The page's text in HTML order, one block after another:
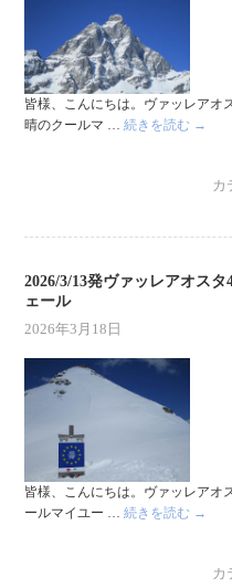
皆様、こんにちは。ヴァッレアオ
晴のクールマ …続きを読む →
カ
2026/3/13発ヴァッレアオス
ェール
2026年3月18日
皆様、こんにちは。ヴァッレアオ
ールマイユー …続きを読む →
カ